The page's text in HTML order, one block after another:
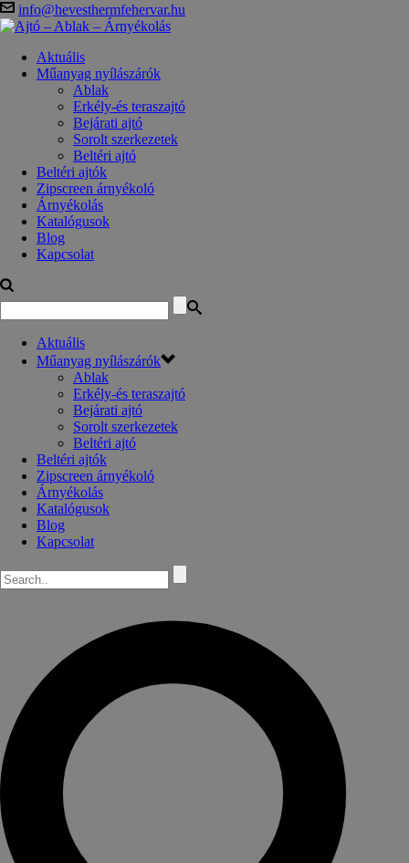
info@hevesthermfehervar.hu
Aktuális
Műanyag nyílászárók
Ablak
Erkély-és teraszajtó
Bejárati ajtó
Sorolt szerkezetek
Beltéri ajtó
Beltéri ajtók
Zipscreen árnyékoló
Árnyékolás
Katalógusok
Blog
Kapcsolat
Aktuális
Műanyag nyílászárók
Ablak
Erkély-és teraszajtó
Bejárati ajtó
Sorolt szerkezetek
Beltéri ajtó
Beltéri ajtók
Zipscreen árnyékoló
Árnyékolás
Katalógusok
Blog
Kapcsolat